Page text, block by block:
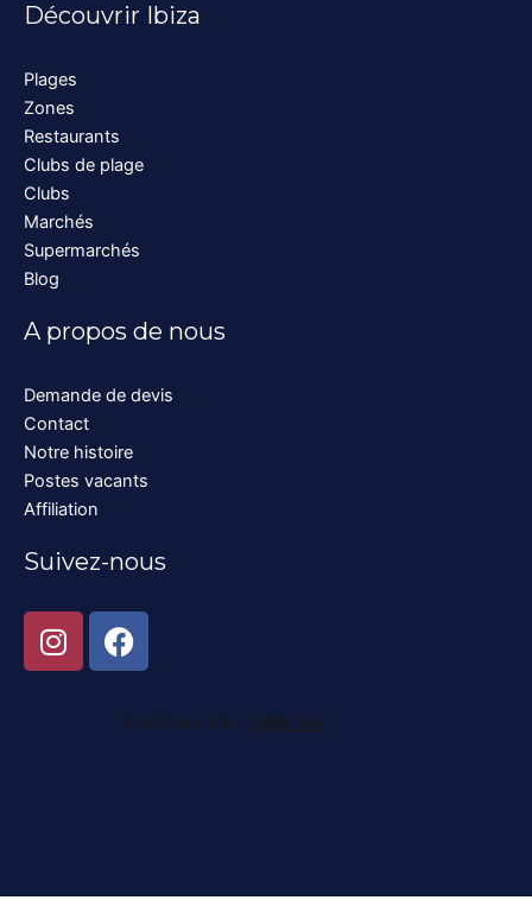
Découvrir Ibiza
Plages
Zones
Restaurants
Clubs de plage
Clubs
Marchés
Supermarchés
Blog
A propos de nous
Demande de devis
Contact
Notre histoire
Postes vacants
Affiliation
Suivez-nous
I
n
F
a
e